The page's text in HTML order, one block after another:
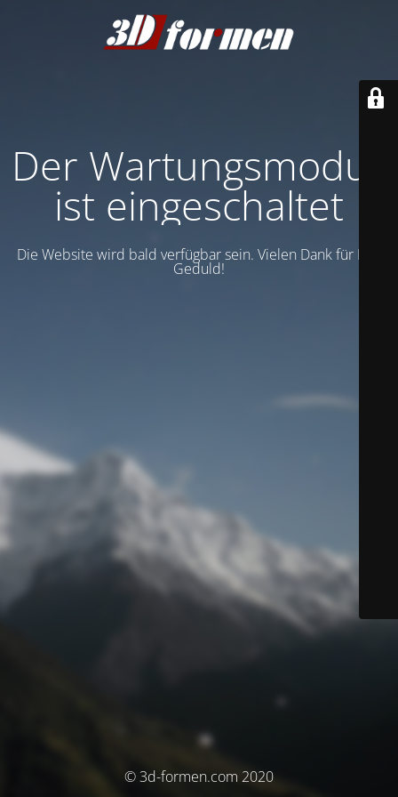
Der Wartungsmodus
ist eingeschaltet
Die Website wird bald verfügbar sein. Vielen Dank für Ihre
Geduld!
© 3d-formen.com 2020